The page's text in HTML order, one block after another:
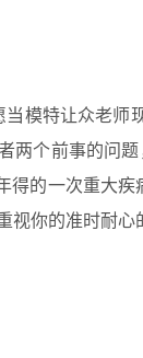
当模特让众老
两个前事的问题
得的一次重大
视你的准时耐心